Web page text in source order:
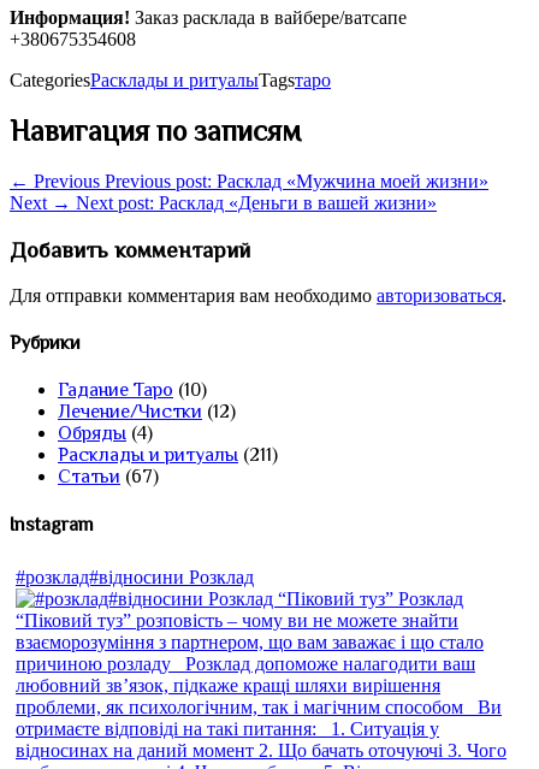
Информация! Заказ расклада в вайбере/ватсапе
+380675354608
CategoriesРасклады и ритуалыTagsтаро
Навигация по записям
← Previous Previous post: Расклад «Мужчина моей жизни»
Next → Next post: Расклад «Деньги в вашей жизни»
Добавить комментарий
Для отправки комментария вам необходимо авторизоваться.
Рубрики
Гадание Таро (10)
Лечение/Чистки (12)
Обряды (4)
Расклады и ритуалы (211)
Статьи (67)
Instagram
#розклад#відносини Розклад